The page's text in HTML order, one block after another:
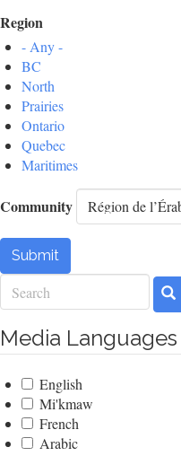
Region
- Any -
BC
North
Prairies
Ontario
Quebec
Maritimes
Community
Submit
Search
Media Languages
English
Mi'kmaw
French
Arabic